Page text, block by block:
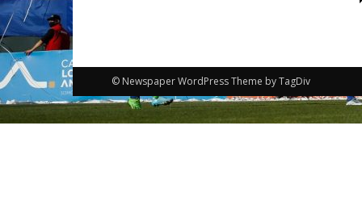
© Newspaper WordPress Theme by TagDiv